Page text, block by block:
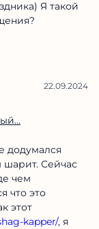
Я такой
22.09.2024
додумался
шарит. Сейчас
чем
что это
этот
kapper/, я